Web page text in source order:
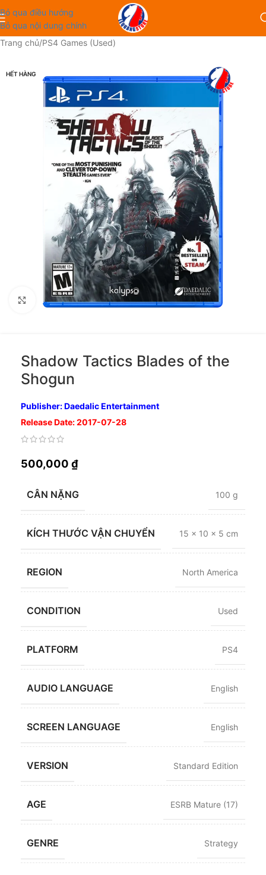
Bỏ qua điều hướng
Bỏ qua nội dung chính
Trang chủ/PS4 Games (Used)
HẾT HÀNG
Nhấp để phóng to
Shadow Tactics Blades of the
Shogun
Publisher: Daedalic Entertainment
Release Date: 2017-07-28
500,000 ₫
CÂN NẶNG 100 g
KÍCH THƯỚC VẬN CHUYỂN 15 × 10 × 5 cm
REGION North America
CONDITION Used
PLATFORM PS4
AUDIO LANGUAGE English
SCREEN LANGUAGE English
VERSION Standard Edition
AGE ESRB Mature (17)
GENRE Strategy